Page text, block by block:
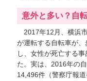
意外と多い？自
2017年12月、横浜
が運転する自転車が
し、女性が死亡する
た。実は、2016年の
14,496件（警察庁報